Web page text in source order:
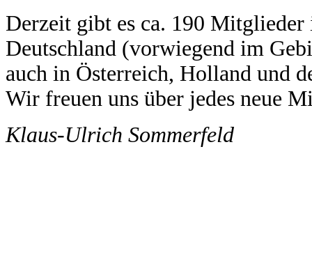
Derzeit gibt es ca. 190
Deutschland (vorwiegend im
auch in Österreich, Holland und
Wir freuen uns über jedes neue
Klaus-Ulrich Sommerfeld